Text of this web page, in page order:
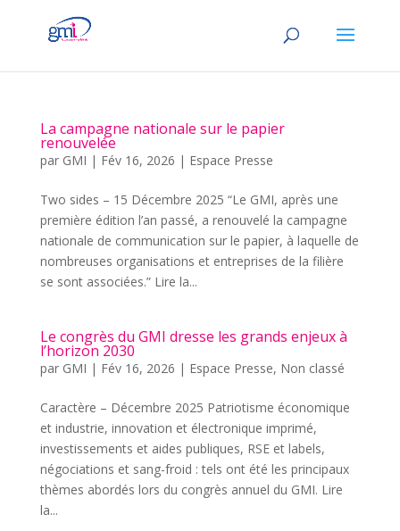
La campagne nationale sur le papier
renouvelée
par GMI | Fév 16, 2026 | Espace Presse
Two sides – 15 Décembre 2025 “Le GMI, après une
première édition l’an passé, a renouvelé la campagne
nationale de communication sur le papier, à laquelle de
nombreuses organisations et entreprises de la filière
se sont associées.” Lire la...
Le congrès du GMI dresse les grands enjeux à
l’horizon 2030
par GMI | Fév 16, 2026 | Espace Presse, Non classé
Caractère – Décembre 2025 Patriotisme économique
et industrie, innovation et électronique imprimé,
investissements et aides publiques, RSE et labels,
négociations et sang-froid : tels ont été les principaux
thèmes abordés lors du congrès annuel du GMI. Lire
la...